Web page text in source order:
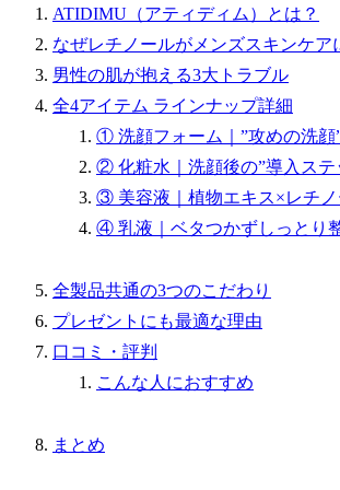
ATIDIMU（アティディム）とは？
なぜレチノールがメンズスキンケア
男性の肌が抱える3大トラブル
全4アイテム ラインナップ詳細
① 洗顔フォーム｜”攻めの洗顔
② 化粧水｜洗顔後の”導入ステ
③ 美容液｜植物エキス×レチ
④ 乳液｜ベタつかずしっとり
全製品共通の3つのこだわり
プレゼントにも最適な理由
口コミ・評判
こんな人におすすめ
まとめ